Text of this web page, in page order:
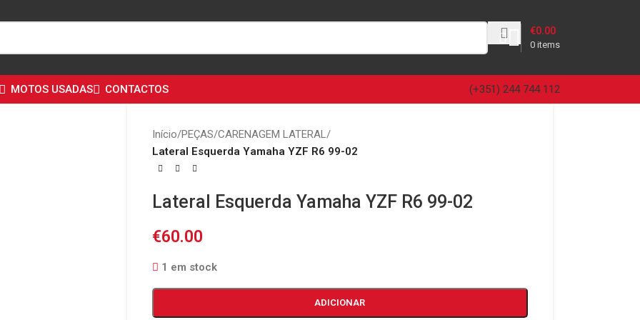
0 items
€0.00
MOTOS USADAS CONTACTOS (+351) 244 744 112
Início/PEÇAS/CARENAGEM LATERAL/
Lateral Esquerda Yamaha YZF R6 99-02
Lateral Esquerda Yamaha YZF R6 99-02
€60.00
1 em stock
ADICIONAR